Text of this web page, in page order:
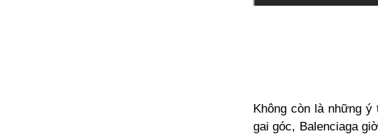
Không còn là những
gai góc, Balenciaga